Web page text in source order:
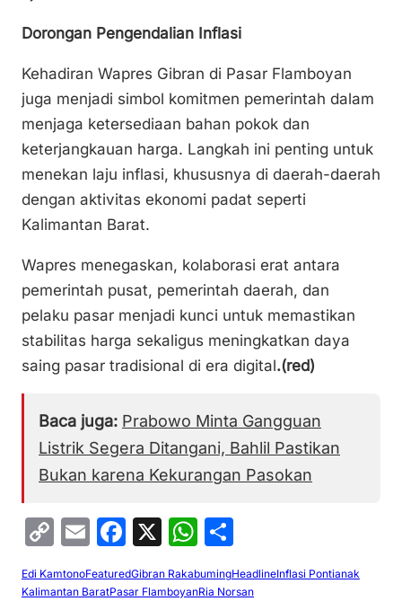
Dorongan Pengendalian Inflasi
Kehadiran Wapres Gibran di Pasar Flamboyan
juga menjadi simbol komitmen pemerintah dalam
menjaga ketersediaan bahan pokok dan
keterjangkauan harga. Langkah ini penting untuk
menekan laju inflasi, khususnya di daerah-daerah
dengan aktivitas ekonomi padat seperti
Kalimantan Barat.
Wapres menegaskan, kolaborasi erat antara
pemerintah pusat, pemerintah daerah, dan
pelaku pasar menjadi kunci untuk memastikan
stabilitas harga sekaligus meningkatkan daya
saing pasar tradisional di era digital.(red)
Baca juga: Prabowo Minta Gangguan
Listrik Segera Ditangani, Bahlil Pastikan
Bukan karena Kekurangan Pasokan
C
o
p
E
m
ai
F
a
c
X
W
at
h
ar
Edi KamtonoFeaturedGibran RakabumingHeadlineInflasi Pontianak
Kalimantan BaratPasar FlamboyanRia Norsan